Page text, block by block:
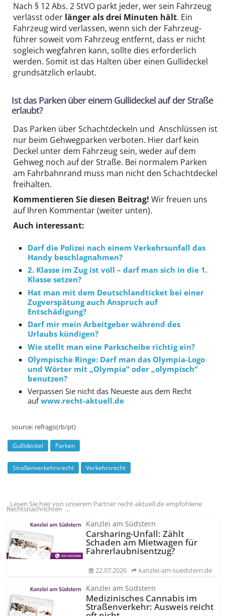
Nach § 12 Abs. 2 StVO parkt jeder, wer sein Fahrzeug
verlässt oder länger als drei Minuten hält. Ein
Fahrzeug wird verlassen, wenn sich der Fahrzeug­
führer soweit vom Fahrzeug entfernt, dass er nicht
sogleich wegfahren kann, sollte dies erforderlich
werden. Somit ist das Halten über einen Gullideckel
grund­sätzlich erlaubt.
Ist das Parken über einem Gullideckel auf der Straße
erlaubt?
Das Parken über Schachtdeckeln und Anschlüssen ist
nur beim Gehwegparken verboten. Hier darf kein
Deckel unter dem Fahrzeug sein, weder auf dem
Gehweg noch auf der Straße. Bei normalem Parken
am Fahrbahnrand muss man nicht den Schachtdeckel
freihalten.
Kommentieren Sie diesen Beitrag! Wir freuen uns
auf Ihren Kommentar (weiter unten).
Auch interessant:
Darf die Polizei nach einem Verkehrs­unfall das
Handy beschlag­nahmen?
2. Klasse im Zug ist voll – darf man sich in die 1.
Klasse setzen?
Hat man mit dem Deutschlandticket bei einer
Zugverspätung auch Anspruch auf
Entschädigung?
Darf mir mein Arbeitgeber während des
Urlaubs kündigen?
Wie stellt man eine Parkscheibe richtig ein?
Olympische Ringe: Darf man das Olympia-Logo
und Wörter mit „Olympia“ oder „olympisch“
benutzen?
Verpassen Sie nicht das Neueste aus dem Recht
aufwww.recht-aktuell.de
source: refrago(rb/pt)
Gullideckel Parken
Straßenverkehrsrecht Verkehrsrecht
Lesen Sie hier von unserem Partner recht-aktuell.de empfohlene
Rechtsnachrichten ...
Kanzlei am Südstern
Carsharing-Unfall: Zählt
Schaden am Mietwagen für
Fahrerlaubnisentzug?
22.07.2026 kanzlei-am-suedstern.de
Kanzlei am Südstern
Medizinisches Cannabis im
Straßenverkehr: Ausweis reicht